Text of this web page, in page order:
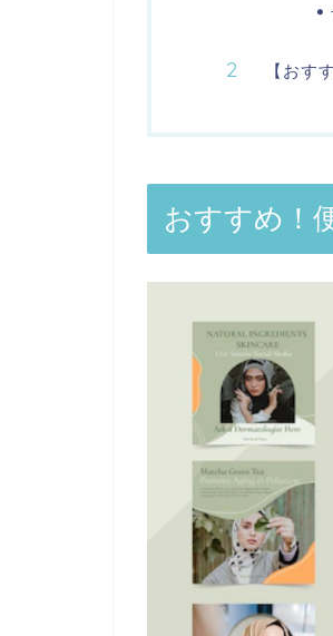
【おす
おすすめ！